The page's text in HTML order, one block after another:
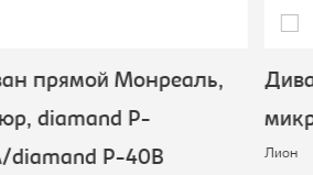
прямой Монреаль,
diamand P-
diamand P-40B
Лион